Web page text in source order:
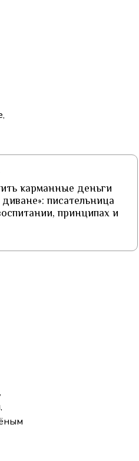
карманные деньги
писательница
принципах и